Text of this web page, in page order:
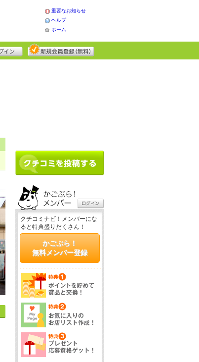
重要なお知らせ
ヘルプ
ホーム
クチコミナビ！メンバーにな
ると特典盛りだくさん！
かごぶら！
無料メンバー登録